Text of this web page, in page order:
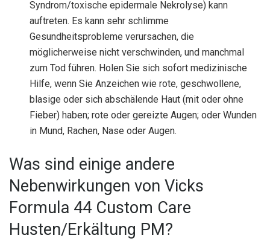
Syndrom/toxische epidermale Nekrolyse) kann
auftreten. Es kann sehr schlimme
Gesundheitsprobleme verursachen, die
möglicherweise nicht verschwinden, und manchmal
zum Tod führen. Holen Sie sich sofort medizinische
Hilfe, wenn Sie Anzeichen wie rote, geschwollene,
blasige oder sich abschälende Haut (mit oder ohne
Fieber) haben; rote oder gereizte Augen; oder Wunden
in Mund, Rachen, Nase oder Augen.
Was sind einige andere
Nebenwirkungen von Vicks
Formula 44 Custom Care
Husten/Erkältung PM?